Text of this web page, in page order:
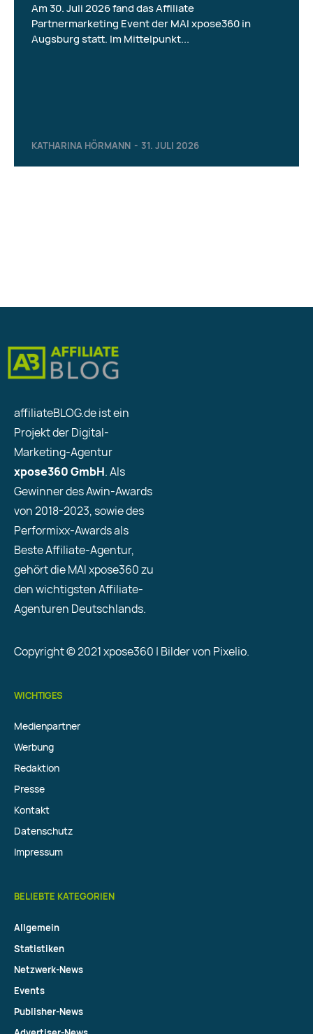
KATHARINA HÖRMANN - 31. JULI 2026
Am 30. Juli 2026 fand das Affiliate
Partnermarketing Event der MAI xpose360 in
Augsburg statt. Im Mittelpunkt...
affiliateBLOG.de ist ein
Projekt der Digital-
Marketing-Agentur
xpose360 GmbH. Als
Gewinner des Awin-Awards
von 2018-2023, sowie des
Performixx-Awards als
Beste Affiliate-Agentur,
gehört die MAI xpose360 zu
den wichtigsten Affiliate-
Agenturen Deutschlands.
Copyright © 2021 xpose360 | Bilder von Pixelio.
WICHTIGES
Medienpartner
Werbung
Redaktion
Presse
Kontakt
Datenschutz
Impressum
BELIEBTE KATEGORIEN
Allgemein
Statistiken
Netzwerk-News
Events
Publisher-News